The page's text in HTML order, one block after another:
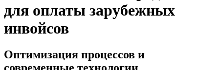
для оплаты зарубежных
инвойсов
Оптимизация процессов и
современные технологии